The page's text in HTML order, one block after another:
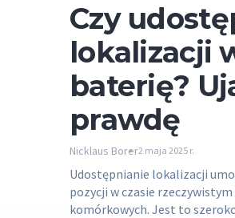
Czy
lokalizacji
baterię?
prawdę
Nicklaus Borer2 maja 2025 r.
Udostępnianie lokalizacji
pozycji w czasie rzeczywistym
komórkowych. Jest to